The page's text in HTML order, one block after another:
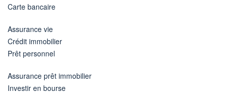
Carte bancaire
Assurance vie
Crédit immobilier
Prêt personnel
Assurance prêt immobilier
Investir en bourse